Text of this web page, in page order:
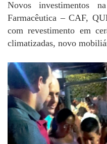
Novos investimentos
Farmacêutica – CAF,
com revestimento em
climatizadas, novo